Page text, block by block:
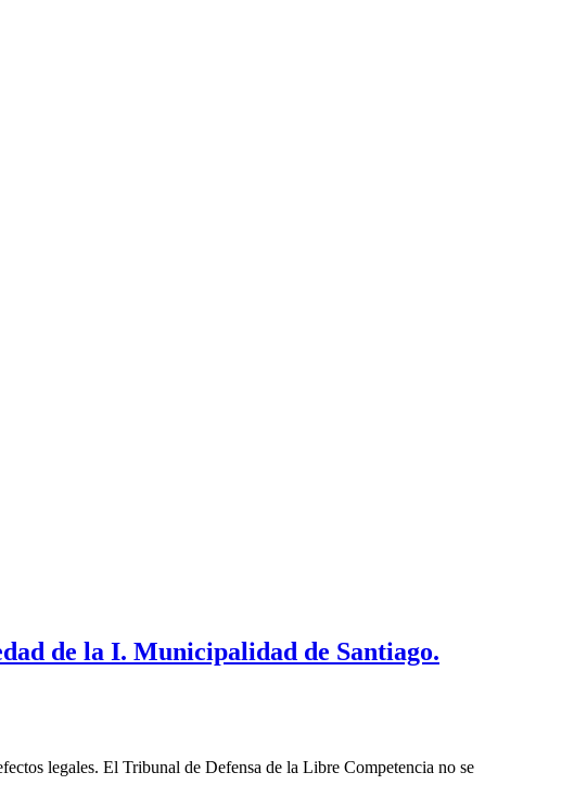
de la I. Municipalidad de Santiago.
legales. El Tribunal de Defensa de la Libre Competencia no se